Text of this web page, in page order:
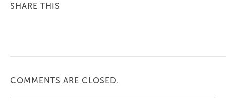
SHARE THIS
COMMENTS ARE CLOSED.